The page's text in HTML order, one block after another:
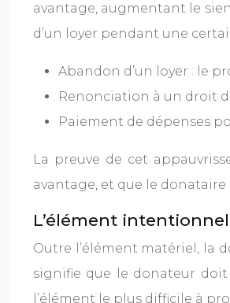
avantage, augmentant le
d’un loyer pendant une
Abandon d’un loyer : le
Renonciation à un droit
Paiement de dépenses
La preuve de cet
avantage, et que le
L’élément
Outre l’élément matériel, la
signifie que le donateur doit
l’élément le plus difficile à